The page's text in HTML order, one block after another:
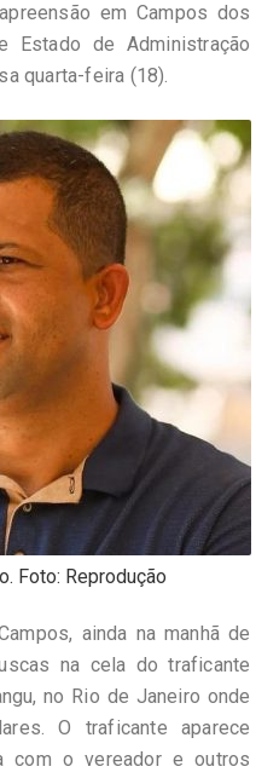
em Campos dos
Estado de Administração
quarta-feira (18).
Foto: Reprodução
ainda na manhã de
na cela do traficante
no Rio de Janeiro onde
O traficante aparece
com o vereador e outros